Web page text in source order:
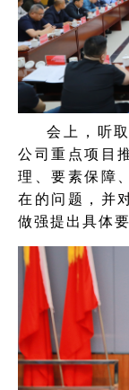
会上，听
公司重点项目
理、要素保障
在的问题，并
做强提出具体要